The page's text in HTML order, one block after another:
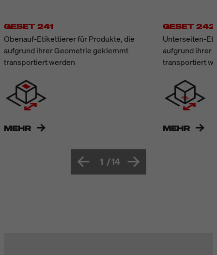
GESET 241
Obenauf-Etikettierer für Produkte, die
aufgrund ihrer Geometrie geklemmt
transportiert werden
MEHR
GESET 242
Unterseiten-
aufgrund ihrer
transportiert
MEHR
1 /14